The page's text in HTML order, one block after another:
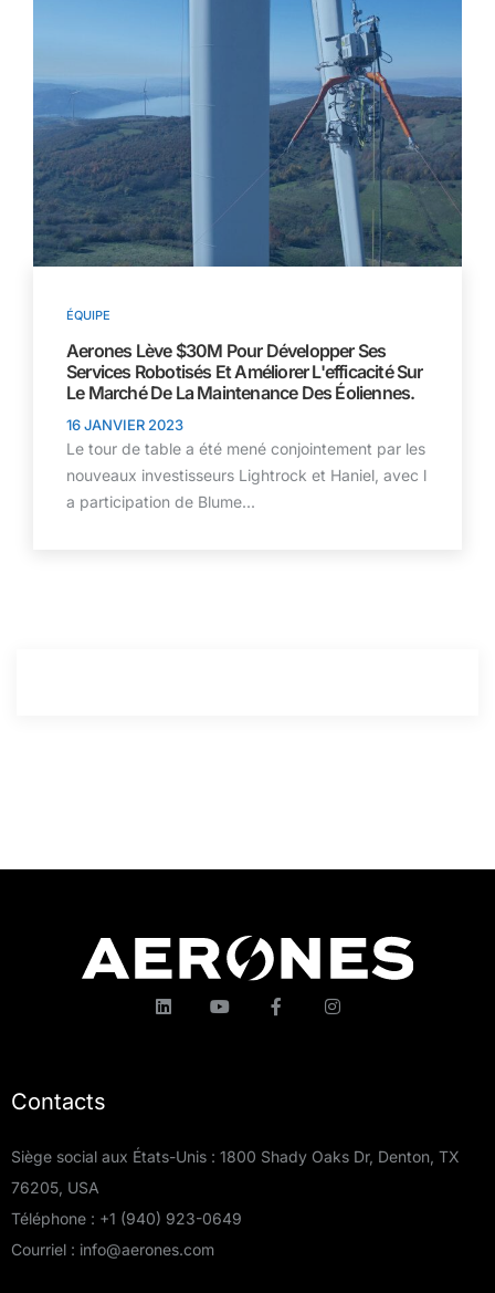
ÉQUIPE
Aerones Lève $30M Pour Développer Ses
Services Robotisés Et Améliorer L'efficacité Sur
Le Marché De La Maintenance Des Éoliennes.
16 JANVIER 2023
Le tour de table a été mené conjointement par les
nouveaux investisseurs Lightrock et Haniel, avec l
a participation de Blume...
Contacts
Siège social aux États-Unis : 1800 Shady Oaks Dr, Denton, TX
76205, USA
Téléphone : +1 (940) 923-0649
Courriel : info@aerones.com